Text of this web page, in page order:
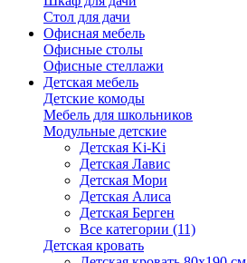
Стол для дачи
Офисная мебель
Офисные столы
Офисные стеллажи
Детская мебель
Детские комоды
Мебель для школьников
Модульные детские
Детская Ki-Ki
Детская Лавис
Детская Мори
Детская Алиса
Детская Берген
Все категории (11)
Детская кровать